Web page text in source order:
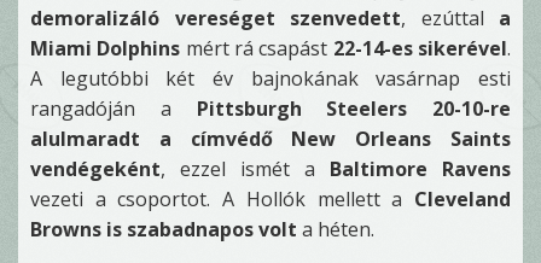
demoralizáló vereséget szenvedett, ezúttal a
Miami Dolphins mért rá csapást 22-14-es sikerével.
A legutóbbi két év bajnokának vasárnap esti
rangadóján a Pittsburgh Steelers 20-10-re
alulmaradt a címvédő New Orleans Saints
vendégeként, ezzel ismét a Baltimore Ravens
vezeti a csoportot. A Hollók mellett a Cleveland
Browns is szabadnapos volt a héten.